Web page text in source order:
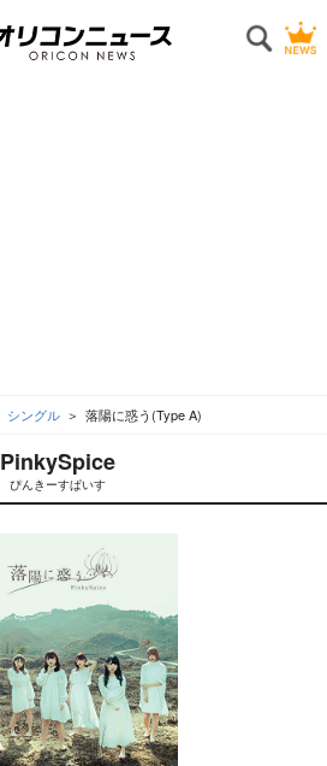
シングル 落陽に惑う(Type A)
PinkySpice
ぴんきーすぱいす